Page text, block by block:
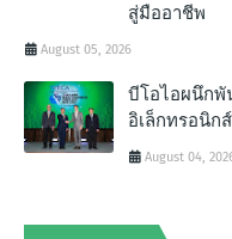
สู่มืออาชีพ
August 05, 2026
บีโอไอผนึกพั
อิเล็กทรอนิก
August 04,